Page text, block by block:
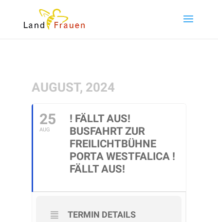
AUGUST, 2024
25
AUG
! FÄLLT AUS!
BUSFAHRT ZUR
FREILICHTBÜHNE
PORTA WESTFALICA !
FÄLLT AUS!
TERMIN DETAILS